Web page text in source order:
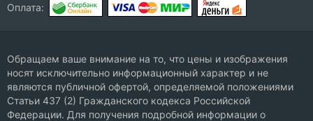
Оплата:
Обращаем ваше внимание на то, что цены и изображения
носят исключительно информационный характер и не
являются публичной офертой, определяемой положениями
Статьи 437 (2) Гражданского кодекса Российской
Федерации. Для получения подробной информации о